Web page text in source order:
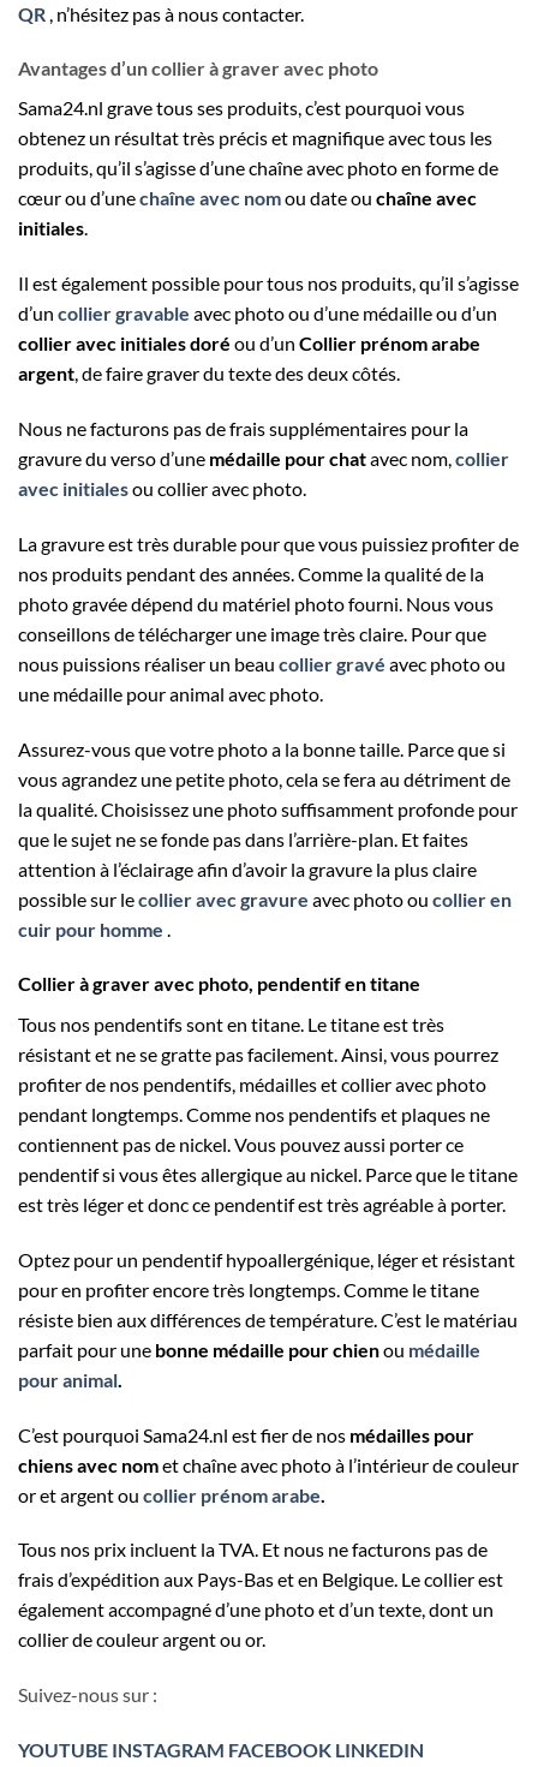
QR , n’hésitez pas à nous contacter.
Avantages d’un collier à graver avec photo
Sama24.nl grave tous ses produits, c’est pourquoi vous
obtenez un résultat très précis et magnifique avec tous les
produits, qu’il s’agisse d’une chaîne avec photo en forme de
cœur ou d’unechaîne avec nomou date ou chaîne avec
initiales.
Il est également possible pour tous nos produits, qu’il s’agisse
d’un collier gravable avec photo ou d’une médaille ou d’un
collier avec initiales doré ou d’un Collier prénom arabe
argent, de faire graver du texte des deux côtés.
Nous ne facturons pas de frais supplémentaires pour la
gravure du verso d’une médaille pour chatavec nom,collier
avec initialesou collier avec photo.
La gravure est très durable pour que vous puissiez profiter de
nos produits pendant des années. Comme la qualité de la
photo gravée dépend du matériel photo fourni. Nous vous
conseillons de télécharger une image très claire. Pour que
nous puissions réaliser un beau collier gravé avec photo ou
une médaille pour animal avec photo.
Assurez-vous que votre photo a la bonne taille. Parce que si
vous agrandez une petite photo, cela se fera au détriment de
la qualité. Choisissez une photo suffisamment profonde pour
que le sujet ne se fonde pas dans l’arrière-plan. Et faites
attention à l’éclairage afin d’avoir la gravure la plus claire
possible sur lecollier avec gravure avec photo ou collier en
cuir pour homme
Collier à graver avec photo, pendentif en titane
Tous nos pendentifs sont en titane. Le titane est très
résistant et ne se gratte pas facilement. Ainsi, vous pourrez
profiter de nos pendentifs, médailles et collier avec photo
pendant longtemps. Comme nos pendentifs et plaques ne
contiennent pas de nickel. Vous pouvez aussi porter ce
pendentif si vous êtes allergique au nickel. Parce que le titane
est très léger et donc ce pendentif est très agréable à porter.
Optez pour un pendentif hypoallergénique, léger et résistant
pour en profiter encore très longtemps. Comme le titane
résiste bien aux différences de température. C’est le matériau
parfait pour une bonne médaille pour chienou médaille
pour animal.
C’est pourquoi Sama24.nl est fier de nos médailles pour
chiens avec nomet chaîne avec photo à l’intérieur de couleur
or et argent ou collier prénom arabe
Tous nos prix incluent la TVA. Et nous ne facturons pas de
frais d’expédition aux Pays-Bas et en Belgique. Le collier est
également accompagné d’une photo et d’un texte, dont un
collier de couleur argent ou or.
Suivez-nous sur :
YOUTUBE INSTAGRAM FACEBOOK LINKEDIN